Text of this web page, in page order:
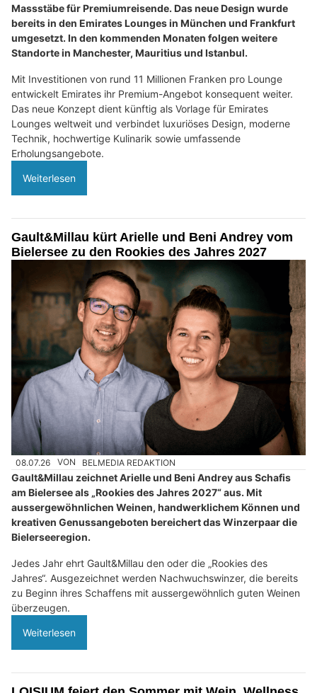
Massstäbe für Premiumreisende. Das neue Design wurde
bereits in den Emirates Lounges in München und Frankfurt
umgesetzt. In den kommenden Monaten folgen weitere
Standorte in Manchester, Mauritius und Istanbul.
Mit Investitionen von rund 11 Millionen Franken pro Lounge
entwickelt Emirates ihr Premium-Angebot konsequent weiter.
Das neue Konzept dient künftig als Vorlage für Emirates
Lounges weltweit und verbindet luxuriöses Design, moderne
Technik, hochwertige Kulinarik sowie umfassende
Erholungsangebote.
Weiterlesen
Gault&Millau kürt Arielle und Beni Andrey vom
Bielersee zu den Rookies des Jahres 2027
08.07.26 VON BELMEDIA REDAKTION
Gault&Millau zeichnet Arielle und Beni Andrey aus Schafis
am Bielersee als „Rookies des Jahres 2027“ aus. Mit
aussergewöhnlichen Weinen, handwerklichem Können und
kreativen Genussangeboten bereichert das Winzerpaar die
Bielerseeregion.
Jedes Jahr ehrt Gault&Millau den oder die „Rookies des
Jahres“. Ausgezeichnet werden Nachwuchswinzer, die bereits
zu Beginn ihres Schaffens mit aussergewöhnlich guten Weinen
überzeugen.
Weiterlesen